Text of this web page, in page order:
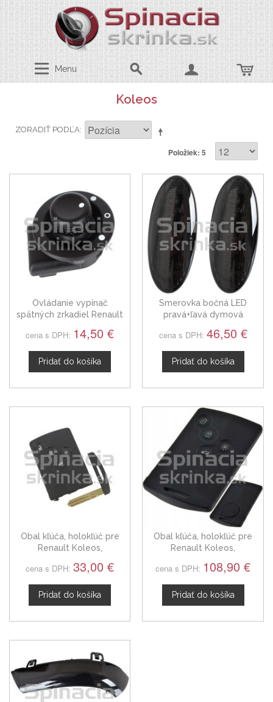
Menu
Koleos
ZORADIŤ PODĽA
Položiek: 5
Ovládanie vypínač
spätných zrkadiel Renault
cena s DPH: 14,50 €
Pridať do košíka
Smerovka bočná LED
pravá+ľavá dymová
08-11
cena s DPH: 46,50 €
Pridať do košíka
Obal kľúča, holokľúč pre
Renault Koleos,
cena s DPH: 33,00 €
Pridať do košíka
Obal kľúča, holokľúč pre
Renault Koleos,
elektronikou 08-11
cena s DPH: 108,90 €
Pridať do košíka